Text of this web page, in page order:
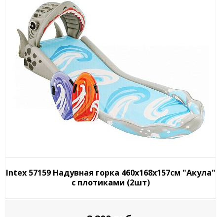
Intex 57159 Надувная горка 460x168x157см "Акула"
с плотиками (2шт)